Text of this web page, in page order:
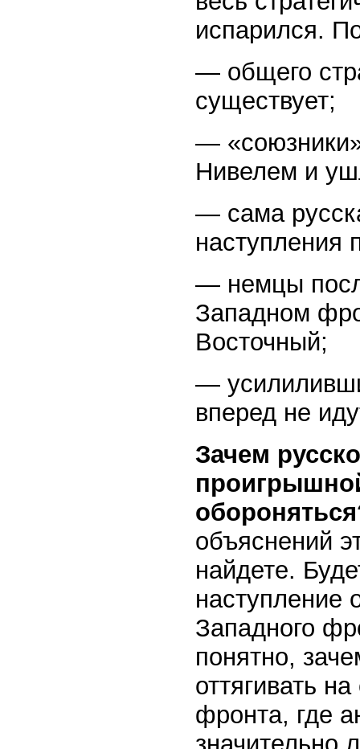
испарился.
— общего
существует;
—
Нивелем и
— сама
наступления
— немцы
Западном
Восточный;
—
вперед не
Зачем
объяснений
найдете.
наступление
Западного
понятно,
оттягивать
фронта, где